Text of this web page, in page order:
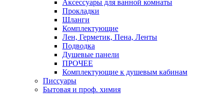
Аксессуары для ванной комнаты
Прокладки
Шланги
Комплектующие
Лен, Герметик, Пена, Ленты
Подводка
Душевые панели
ПРОЧЕЕ
Комплектующие к душевым кабинам
Писсуары
Бытовая и проф. химия